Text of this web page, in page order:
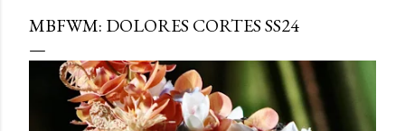
MBFWM: DOLORES CORTES SS24